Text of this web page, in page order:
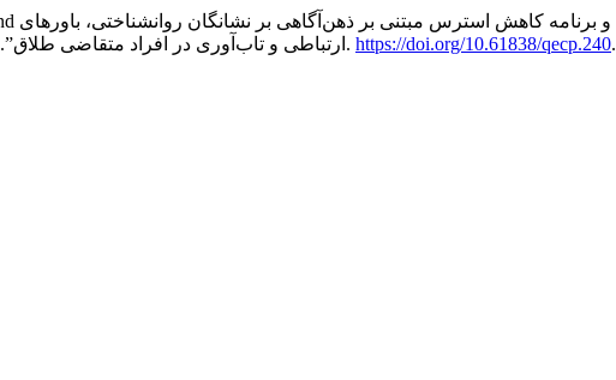
ارتباطی و تاب‌آوری در افراد متقاضی طلاق”. 2 (3): 1-20. https://doi.org/10.61838/qecp.240.